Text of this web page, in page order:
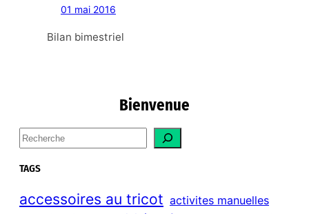
01 mai 2016
Bilan bimestriel
Bienvenue
S
e
a
c
h
TAGS
accessoires au tricot activites manuelles